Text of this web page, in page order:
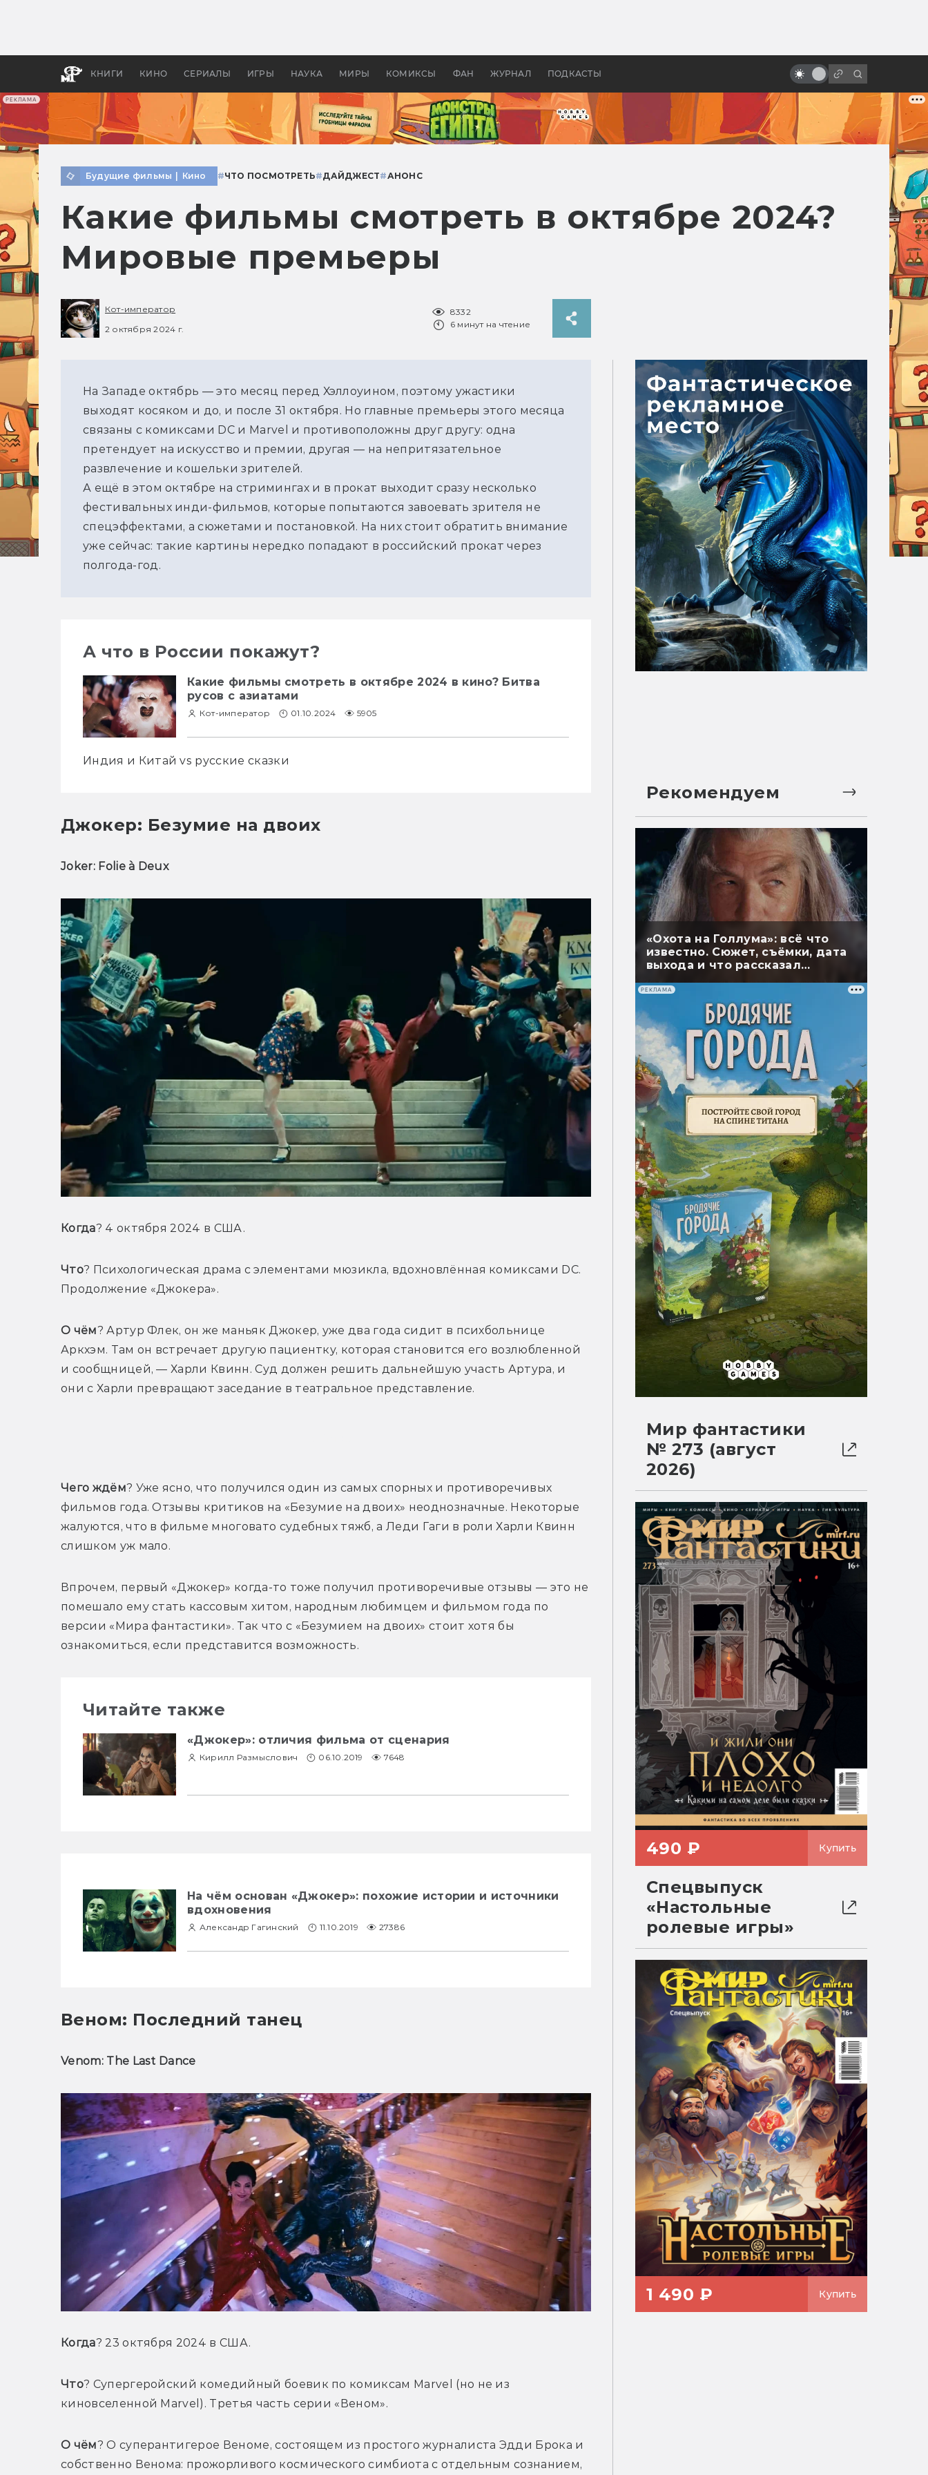
РЕКЛАМА
КНИГИ КИНО СЕРИАЛЫ ИГРЫ НАУКА МИРЫ КОМИКСЫ ФАН ЖУРНАЛ ПОДКАСТЫ
апокалипсис, в России —
бы «Властелина колец»
5 лучших фильмов о вампирах
Будущие фильмы Кино #ЧТО ПОСМОТРЕТЬ#ДАЙДЖЕСТ#АНОНС
Какие фильмы смотреть в октябре 2024?
Мировые премьеры
Кот-император
2 октября 2024 г.
8332
6 минут на чтение
На Западе октябрь — это месяц перед Хэллоуином, поэтому ужастики
выходят косяком и до, и после 31 октября. Но главные премьеры этого месяца
связаны с комиксами DC и Marvel и противоположны друг другу: одна
претендует на искусство и премии, другая — на непритязательное
развлечение и кошельки зрителей.
А ещё в этом октябре на стримингах и в прокат выходит сразу несколько
фестивальных инди-фильмов, которые попытаются завоевать зрителя не
спецэффектами, а сюжетами и постановкой. На них стоит обратить внимание
уже сейчас: такие картины нередко попадают в российский прокат через
полгода-год.
А что в России покажут?
Какие фильмы смотреть в октябре 2024 в кино? Битва
русов с азиатами
Кот-император 01.10.2024 5905
Индия и Китай vs русские сказки
Джокер: Безумие на двоих
Joker: Folie à Deux
Когда? 4 октября 2024 в США.
Что? Психологическая драма с элементами мюзикла, вдохновлённая комиксами DC.
Продолжение «Джокера».
О чём? Артур Флек, он же маньяк Джокер, уже два года сидит в психбольнице
Аркхэм. Там он встречает другую пациентку, которая становится его возлюбленной
и сообщницей, — Харли Квинн. Суд должен решить дальнейшую участь Артура, и
они с Харли превращают заседание в театральное представление.
Чего ждём? Уже ясно, что получился один из самых спорных и противоречивых
фильмов года. Отзывы критиков на «Безумие на двоих» неоднозначные. Некоторые
жалуются, что в фильме многовато судебных тяжб, а Леди Гаги в роли Харли Квинн
слишком уж мало.
Впрочем, первый «Джокер» когда-то тоже получил противоречивые отзывы — это не
помешало ему стать кассовым хитом, народным любимцем и фильмом года по
версии «Мира фантастики». Так что с «Безумием на двоих» стоит хотя бы
ознакомиться, если представится возможность.
Читайте также
«Джокер»: отличия фильма от сценария
Кирилл Размыслович 06.10.2019 7648
На чём основан «Джокер»: похожие истории и источники
вдохновения
Александр Гагинский 11.10.2019 27386
Веном: Последний танец
Venom: The Last Dance
Когда? 23 октября 2024 в США.
Что? Супергеройский комедийный боевик по комиксам Marvel (но не из
киновселенной Marvel). Третья часть серии «Веном».
О чём? О суперантигерое Веноме, состоящем из простого журналиста Эдди Брока и
собственно Венома: прожорливого космического симбиота с отдельным сознанием,
Рекомендуем
«Охота на Голлума»: всё что
известно. Сюжет, съёмки, дата
выхода и что рассказал
РЕКЛАМА
Мир фантастики
№ 273 (август
2026)
490 ₽ Купить
Спецвыпуск
«Настольные
ролевые игры»
1 490 ₽ Купить